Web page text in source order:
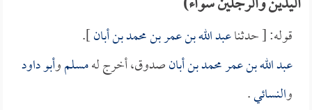
قوله: [ حدثناعبد الله بن عمر بن محمد بن أبان].
عبد الله بن عمر محمد بن أبانصدوق، أخرج لهمسلموأبو داود
والنسائي.